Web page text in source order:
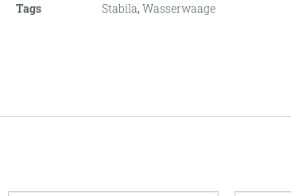
Tags
Stabila,Wasserwaage